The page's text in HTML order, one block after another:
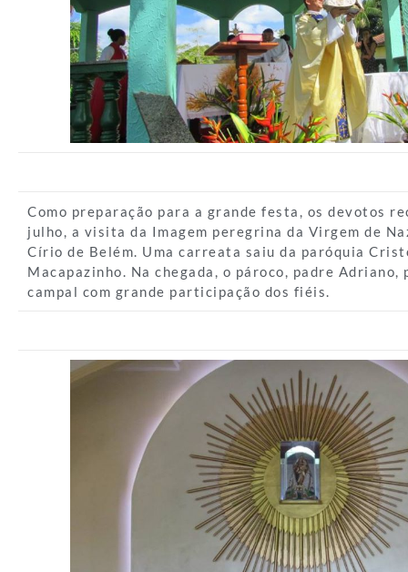
Como preparação para a grande festa, os devotos
julho, a visita da Imagem peregrina da Virgem de
Círio de Belém. Uma carreata saiu da paróquia
Macapazinho. Na chegada, o pároco, padre
campal com grande participação dos fiéis.